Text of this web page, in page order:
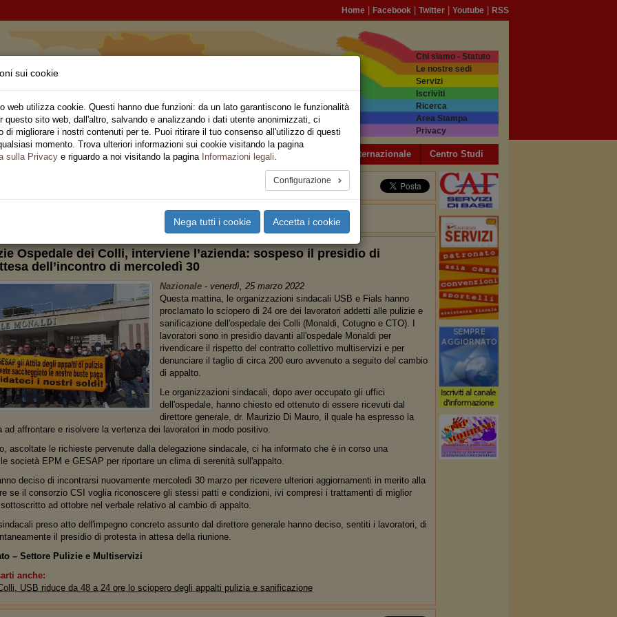
Home Facebook Twitter Youtube RSS
Regionale
Chi siamo - Statuto
Le nostre sedi
Servizi
Iscriviti
Ricerca
Area Stampa
Privacy
Privato Territori Sociale Speciali Multimedia Internazionale Centro Studi
Ospedale dei Colli, interviene l’azienda: sospeso il presidio di
dell’incontro di mercoledì 30
Nazionale- venerdì, 25 marzo 2022
Questa mattina, le organizzazioni sindacali USB e Fials hanno
proclamato lo sciopero di 24 ore dei lavoratori addetti alle pulizie e
sanificazione dell'ospedale dei Colli (Monaldi, Cotugno e CTO). I
lavoratori sono in presidio davanti all'ospedale Monaldi per
rivendicare il rispetto del contratto collettivo multiservizi e per
denunciare il taglio di circa 200 euro avvenuto a seguito del cambio
di appalto.
Le organizzazioni sindacali, dopo aver occupato gli uffici
dell'ospedale, hanno chiesto ed ottenuto di essere ricevuti dal
direttore generale, dr. Maurizio Di Mauro, il quale ha espresso la
ad affrontare e risolvere la vertenza dei lavoratori in modo positivo.
ascoltate le richieste pervenute dalla delegazione sindacale, ci ha informato che è in corso una
società EPM e GESAP per riportare un clima di serenità sull'appalto.
deciso di incontrarsi nuovamente mercoledì 30 marzo per ricevere ulteriori aggiornamenti in merito alla
se il consorzio CSI voglia riconoscere gli stessi patti e condizioni, ivi compresi i trattamenti di miglior
ad ottobre nel verbale relativo al cambio di appalto.
preso atto dell'impegno concreto assunto dal direttore generale hanno deciso, sentiti i lavoratori, di
il presidio di protesta in attesa della riunione.
– Settore Pulizie e Multiservizi
anche:
USB riduce da 48 a 24 ore lo sciopero degli appalti pulizia e sanificazione
sui cookie
web utilizza cookie. Questi hanno due funzioni: da un lato garantiscono le funzionalità
questo sito web, dall'altro, salvando e analizzando i dati utente anonimizzati, ci
di migliorare i nostri contenuti per te. Puoi ritirare il tuo consenso all'utilizzo di questi
momento. Trova ulteriori informazioni sui cookie visitando la pagina
sulla Privacy e riguardo a noi visitando la pagina Informazioni legali.
Configurazione
Nega tutti i cookie Accetta i cookie